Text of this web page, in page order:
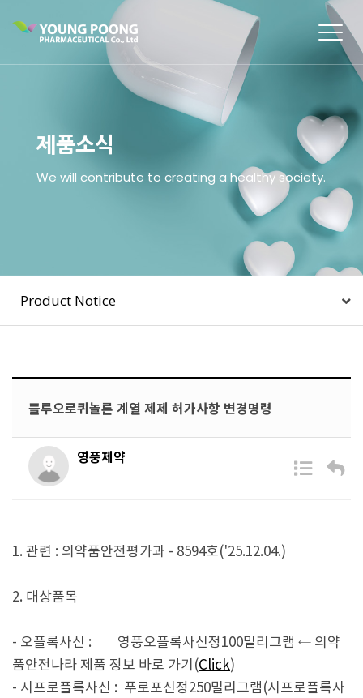
제품소식
We will contribute to creating a healthy society.
Product Notice
플루오로퀴놀론 계열 제제 허가사항 변경명령
영풍제약
1. 관련 : 의약품안전평가과 - 8594호('25.12.04.)
2. 대상품목
- 오플록사신 : 영풍오플록사신정100밀리그램 ← 의약
품안전나라 제품 정보 바로 가기(Click)
- 시프로플록사신 : 푸로포신정250밀리그램(시프로플록사